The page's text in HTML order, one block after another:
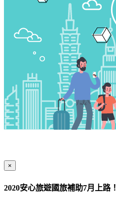
×
2020安心旅遊國旅補助7月上路！